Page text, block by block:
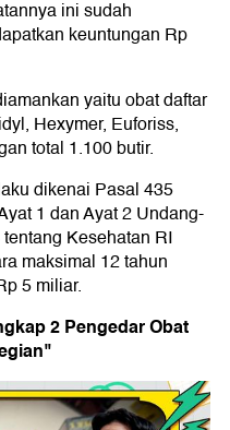
ini sudah
keuntungan Rp
yaitu obat daftar
Hexymer, Euforiss,
total 1.100 butir.
dikenai Pasal 435
1 dan Ayat 2 Undang-
Kesehatan RI
maksimal 12 tahun
5 miliar.
2 Pengedar Obat